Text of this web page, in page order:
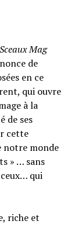
Sceaux Mag
de
en ce
qui ouvre
à la
de ses
cette
notre monde
» … sans
qui
riche et